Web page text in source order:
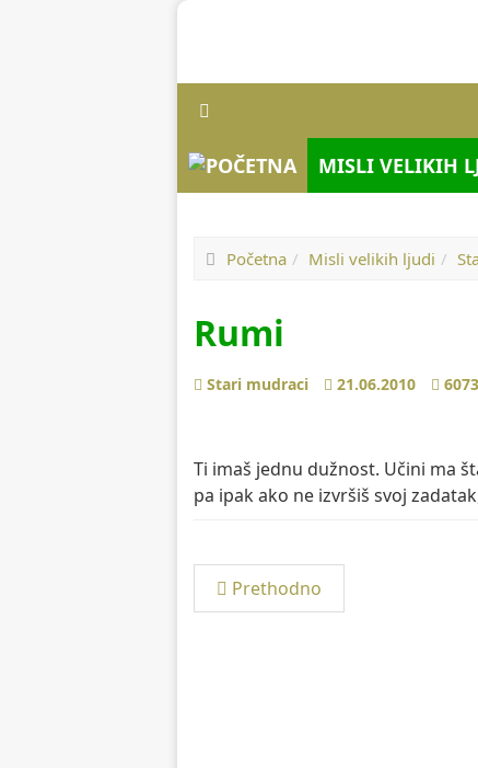
MISLI VELIKIH
Početna Misli velikih ljudi
Rumi
Stari mudraci 21.06.2010 6073
Ti imaš jednu dužnost. Učini ma
pa ipak ako ne izvršiš svoj
Prethodno
Prethodno
Sledeće